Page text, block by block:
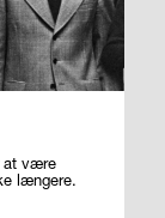
at være
længere.